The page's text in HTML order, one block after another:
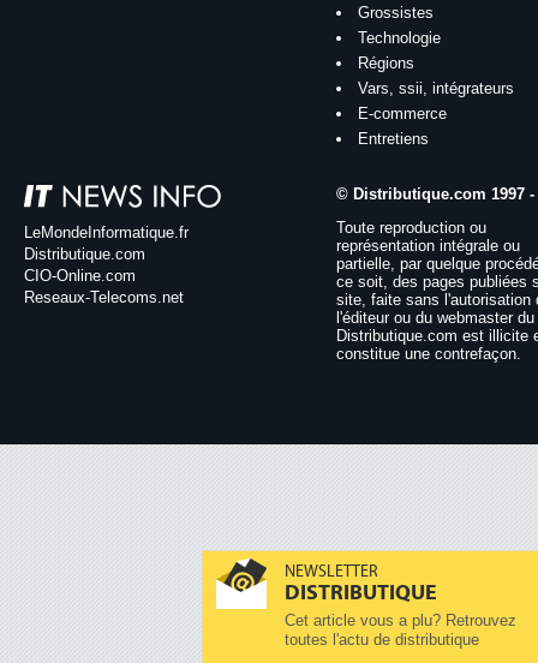
NEWSLETTER
DISTRIBUTIQUE
Cet article vous a plu? Retrouvez
toutes l'actu de distributique
Grossistes
Technologie
Régions
Vars, ssii, intégrateurs
E-commerce
Entretiens
LeMondeInformatique.fr
Distributique.com
CIO-Online.com
Reseaux-Telecoms.net
© Distributique.com 1997 -
Toute reproduction ou
représentation intégrale ou
partielle, par quelque
ce soit, des pages publiées
site, faite sans l'autorisation
l'éditeur ou du webmaster
Distributique.com est illicite
constitue une contrefaçon.